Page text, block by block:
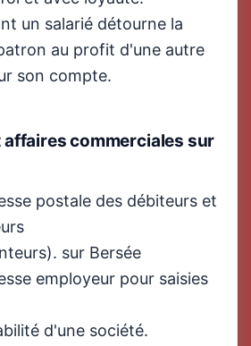
un salarié détourne la
au profit d'une autre
son compte.
affaires commerciales sur
postale des débiteurs et
sur Bersée
employeur pour saisies
d'une société.